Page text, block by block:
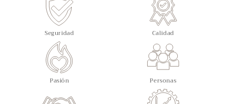
Seguridad Calidad
Pasión Personas